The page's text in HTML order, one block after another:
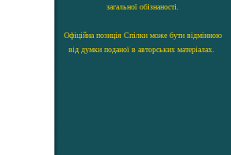
загальної обізнаності.
Офіційна позиція Спілки може бути відмінною
від думки поданої в авторських матеріалах.